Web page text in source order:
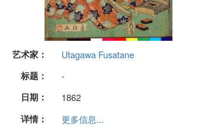
艺术家：
Utagawa Fusatane
标题：
-
日期：
1862
详情：
更多信息...